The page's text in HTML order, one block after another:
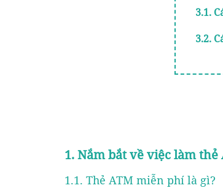
3.1.
3.2.
1. Nắm bắt về việc làm thẻ
1.1. Thẻ ATM miễn phí là gì?